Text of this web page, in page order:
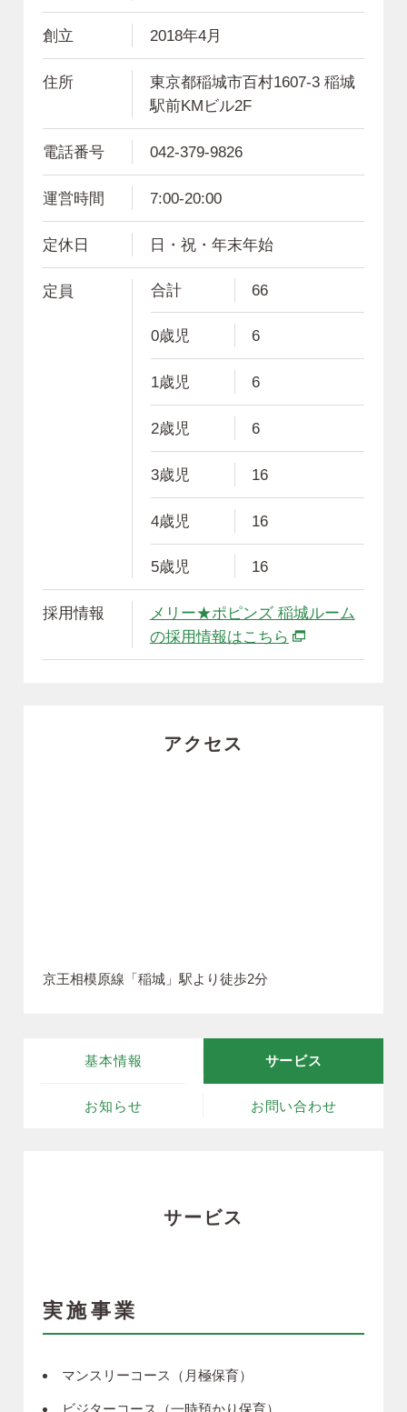
創立 2018年4月
住所
東京都稲城市百村1607-3 稲城
駅前KMビル2F
電話番号 042-379-9826
運営時間 7:00-20:00
定休日 日・祝・年末年始
定員 合計 66
0歳児 6
1歳児 6
2歳児 6
3歳児 16
4歳児 16
5歳児 16
採用情報
メリー★ポピンズ 稲城ルーム
の採用情報はこちら 別ウィンドウで
アクセス
京王相模原線「稲城」駅より徒歩2分
基本情報 サービス
お知らせ お問い合わせ
サービス
実施事業
マンスリーコース（月極保育）